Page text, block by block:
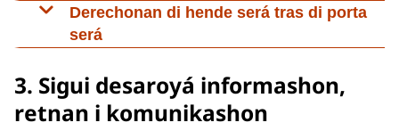
Kambio di klima i polushon di medio ambiente
tin konsekuensia direkto pa derechonan
limpi, seguridat di kuminda i un ambiente di
biba seif. E Instituto ta monitoreá si e
derechonan aki ta protehá adekuadamente,
Derechonan di hende será tras di porta
será
òf fasilidatnan di kuido será. Pa derechonan
humano, ta importante pa prevení trato
inhumano den e situashonnan aki. Un tratado
3. Sigui desaroyá informashon,
retnan i komunikashon